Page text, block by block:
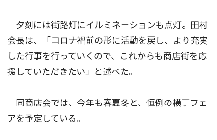
夕刻には街路灯にイルミネーションも点灯。田村
会長は、「コロナ禍前の形に活動を戻し、より充実
した行事を行っていくので、これからも商店街を応
援していただきたい」と述べた。
同商店会では、今年も春夏冬と、恒例の横丁フェ
アを予定している。